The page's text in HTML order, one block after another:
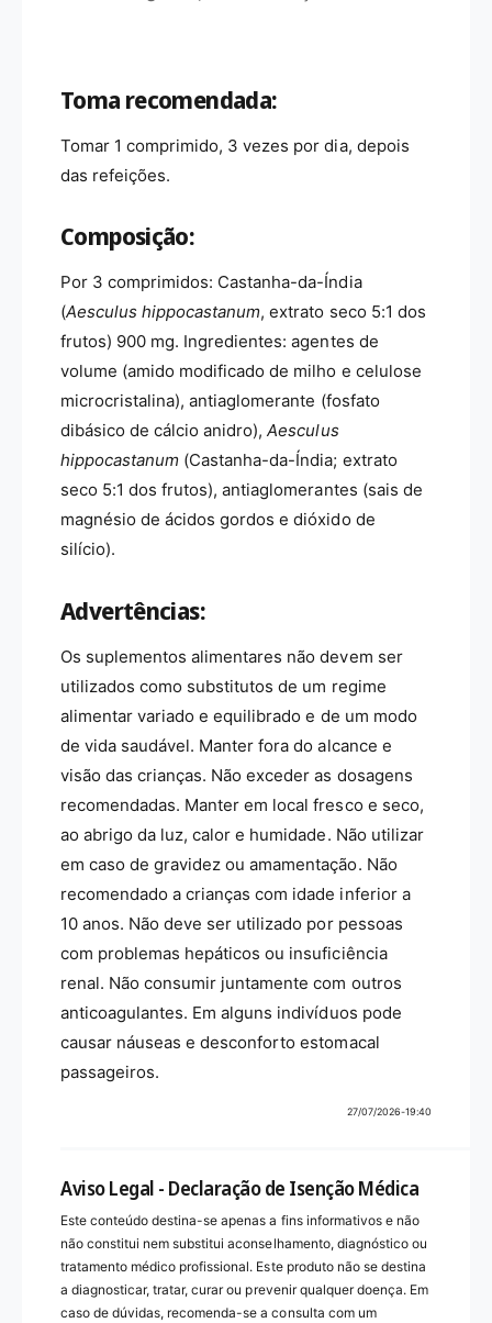
Toma recomendada:
Tomar 1 comprimido, 3 vezes por dia, depois
das refeições.
Composição:
Por 3 comprimidos: Castanha-da-Índia
(Aesculus hippocastanum, extrato seco 5:1 dos
frutos) 900 mg. Ingredientes: agentes de
volume (amido modificado de milho e celulose
microcristalina), antiaglomerante (fosfato
dibásico de cálcio anidro),Aesculus
hippocastanum (Castanha-da-Índia; extrato
seco 5:1 dos frutos), antiaglomerantes (sais de
magnésio de ácidos gordos e dióxido de
silício).
Advertências:
Os suplementos alimentares não devem ser
utilizados como substitutos de um regime
alimentar variado e equilibrado e de um modo
de vida saudável. Manter fora do alcance e
visão das crianças. Não exceder as dosagens
recomendadas. Manter em local fresco e seco,
ao abrigo da luz, calor e humidade. Não utilizar
em caso de gravidez ou amamentação. Não
recomendado a crianças com idade inferior a
10 anos. Não deve ser utilizado por pessoas
com problemas hepáticos ou insuficiência
renal. Não consumir juntamente com outros
anticoagulantes. Em alguns indivíduos pode
causar náuseas e desconforto estomacal
passageiros.
27/07/2026-19:40
Aviso Legal - Declaração de Isenção Médica
Este conteúdo destina-se apenas a fins informativos e não
não constitui nem substitui aconselhamento, diagnóstico ou
tratamento médico profissional. Este produto não se destina
a diagnosticar, tratar, curar ou prevenir qualquer doença. Em
caso de dúvidas, recomenda-se a consulta com um